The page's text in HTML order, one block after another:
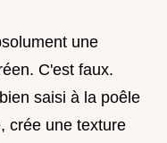
une
C'est faux.
saisi à la poêle
crée une texture